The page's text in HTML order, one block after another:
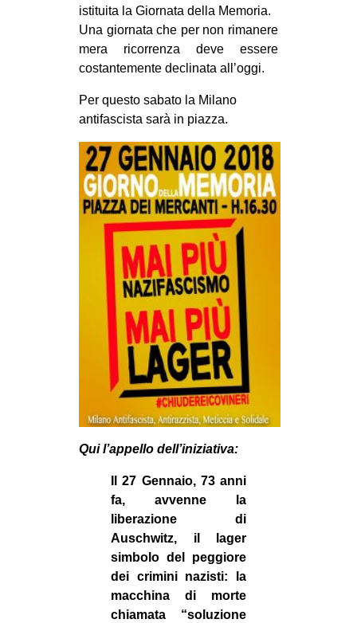
istituita la Giornata della Memoria.
Una giornata che per non rimanere
mera ricorrenza deve essere
costantemente declinata all’oggi.
Per questo sabato la Milano
antifascista sarà in piazza.
Qui l’appello dell’iniziativa:
Il 27 Gennaio, 73 anni
fa, avvenne la
liberazione di
Auschwitz, il lager
simbolo del peggiore
dei crimini nazisti: la
macchina di morte
chiamata “soluzione